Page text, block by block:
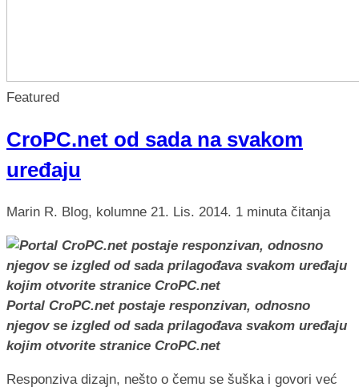
Featured
CroPC.net od sada na svakom
uređaju
Marin R. Blog, kolumne 21. Lis. 2014. 1 minuta čitanja
Portal CroPC.net postaje responzivan, odnosno
njegov se izgled od sada prilagođava svakom uređaju
kojim otvorite stranice CroPC.net
Responziva dizajn, nešto o čemu se šuška i govori već